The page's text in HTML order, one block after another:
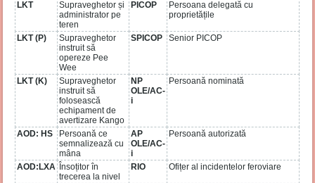
LKT
Supraveghetor și
administrator pe
teren
PICOP
Persoana delegată cu
proprietățile
LKT (P)
Supraveghetor
instruit să
opereze Pee
Wee
SPICOP Senior PICOP
LKT (K)
Supraveghetor
instruit să
folosească
echipament de
avertizare Kango
NP
OLE/AC-
i
Persoană nominată
AOD: HS
Persoană ce
semnalizează cu
mâna
AP
OLE/AC-
i
Persoană autorizată
AOD:LXA Însoțitor în
trecerea la nivel
RIO Ofițer al incidentelor feroviare